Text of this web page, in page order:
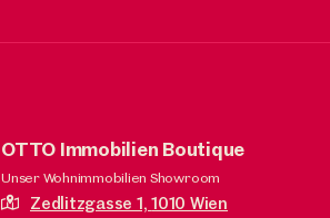
OTTO Immobilien Boutique
Unser Wohnimmobilien Showroom
Zedlitzgasse 1,1010 Wien